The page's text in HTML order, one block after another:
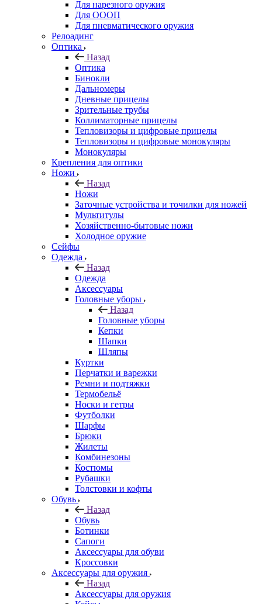
Для нарезного оружия
Для ОООП
Для пневматического оружия
Релоадинг
Оптика
Назад
Оптика
Бинокли
Дальномеры
Дневные прицелы
Зрительные трубы
Коллиматорные прицелы
Тепловизоры и цифровые прицелы
Тепловизоры и цифровые монокуляры
Монокуляры
Крепления для оптики
Ножи
Назад
Ножи
Заточные устройства и точилки для ножей
Мультитулы
Хозяйственно-бытовые ножи
Холодное оружие
Сейфы
Одежда
Назад
Одежда
Аксессуары
Головные уборы
Назад
Головные уборы
Кепки
Шапки
Шляпы
Куртки
Перчатки и варежки
Ремни и подтяжки
Термобельё
Носки и гетры
Футболки
Шарфы
Брюки
Жилеты
Комбинезоны
Костюмы
Рубашки
Толстовки и кофты
Обувь
Назад
Обувь
Ботинки
Сапоги
Аксессуары для обуви
Кроссовки
Аксессуары для оружия
Назад
Аксессуары для оружия